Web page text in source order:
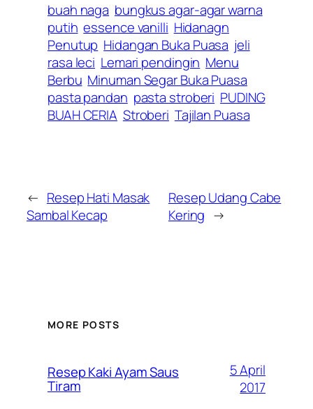
buah naga bungkus agar-agar warna
putih essence vanilli Hidanagn
Penutup Hidangan Buka Puasa jeli
rasa leci Lemari pendingin Menu
Berbu Minuman Segar Buka Puasa
pasta pandan pasta stroberi PUDING
BUAH CERIA Stroberi Tajilan Puasa
← Resep Hati Masak
Sambal Kecap
Resep Udang Cabe
Kering →
MORE POSTS
Resep Kaki Ayam Saus
Tiram
5 April
2017